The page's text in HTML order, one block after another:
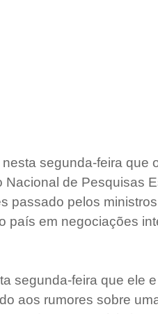
segunda-feira que
de Pesquisas
passado pelos
país em negociações
segunda-feira que ele
aos rumores sobre